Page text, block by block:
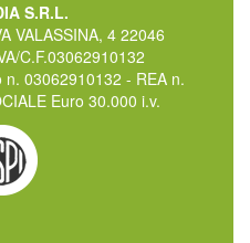
S.R.L.
VALASSINA, 4 22046
C.F.03062910132
03062910132 - REA n.
Euro 30.000 i.v.